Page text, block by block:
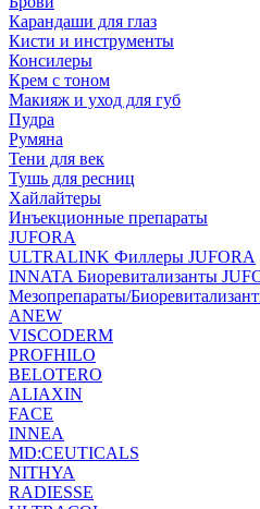
Карандаши для глаз
Кисти и инструменты
Консилеры
Крем с тоном
Макияж и уход для губ
Пудра
Румяна
Тени для век
Тушь для ресниц
Хайлайтеры
Инъекционные препараты
JUFORA
ULTRALINK Филлеры JUFORA
INNATA Биоревитализанты
Мезопрепараты/
ANEW
VISCODERM
PROFHILO
BELOTERO
ALIAXIN
FACE
INNEA
MD:CEUTICALS
NITHYA
RADIESSE